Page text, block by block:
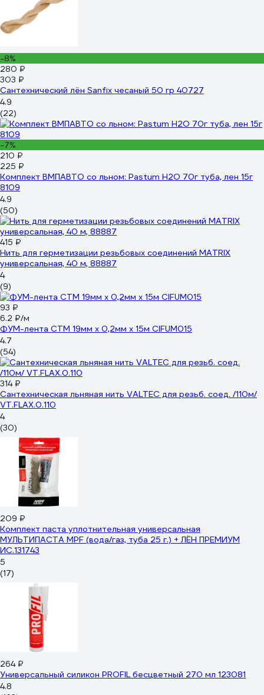
-8%
280 ₽
303 ₽
Сантехнический лён Sanfix чесаный 50 гр 40727
4.9
(22)
-7%
210 ₽
225 ₽
Комплект ВМПАВТО со льном: Pastum H2O 70г туба, лен 15г
8109
4.9
(50)
415 ₽
Нить для герметизации резьбовых соединений MATRIX
универсальная, 40 м, 88887
4
(9)
93 ₽
6.2 ₽/м
ФУМ-лента СТМ 19мм х 0,2мм х 15м CIFUM015
4.7
(54)
314 ₽
Сантехническая льняная нить VALTEC для резьб. соед. /110м/
VT.FLAX.0.110
4
(30)
209 ₽
Комплект паста уплотнительная универсальная
МУЛЬТИПАСТА MPF (вода/газ, туба 25 г.) + ЛЁН ПРЕМИУМ
ИС.131743
5
(17)
264 ₽
Универсальный силикон PROFIL бесцветный 270 мл 123081
4.8